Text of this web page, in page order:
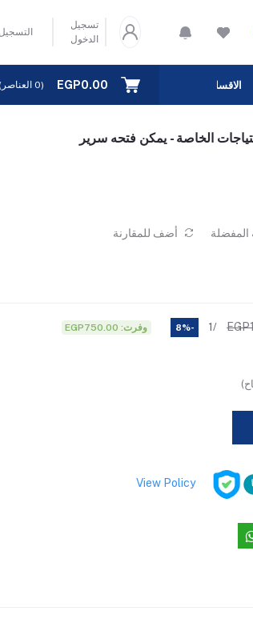
تسجيل
الدخول
التسجيل
الاقسام EGP0.00
(
0 العناصر)
الخاصة - يمكن فتحه سرير
أضف للمقارنة
/1
-8% وفرت: EGP750.00
View Policy